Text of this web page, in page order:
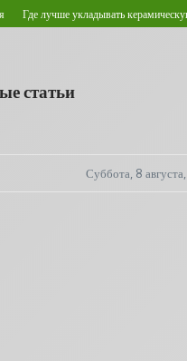
укладывать керамическую плитку
статьи
Суббота, 8